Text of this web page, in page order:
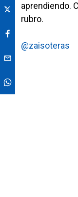
aprendiendo.
rubro.
@zaisoteras